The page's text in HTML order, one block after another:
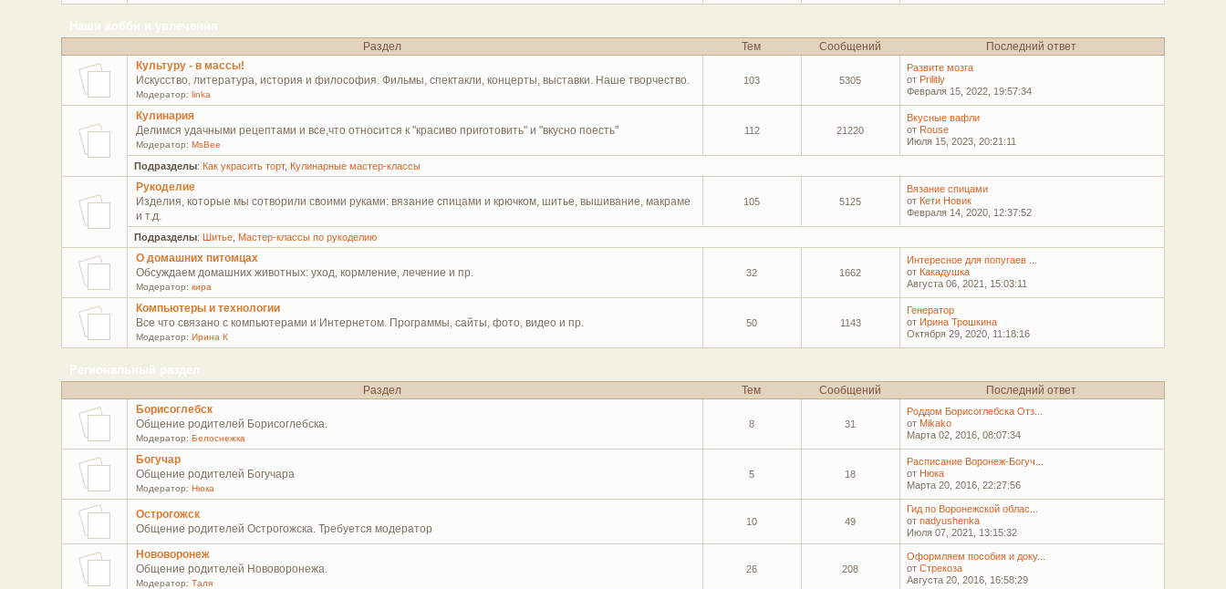
Наши хобби и увлечения
Раздел Тем Сообщений
Последний ответ
Культуру - в массы!
Искусство, литература, история и философия. Фильмы, спектакли, концерты, выставки. Наше творчество.
Модератор: linka
103 5305
Развите мозга
от Prilitly
Февраля 15, 2022, 19:57:34
Кулинария
Делимся удачными рецептами и все,что относится к "красиво приготовить" и "вкусно поесть"
Модератор: MsBee
112 21220
Вкусные вафли
от Rouse
Июля 15, 2023, 20:21:11
Подразделы: Как украсить торт, Кулинарные мастер-классы
Рукоделие
Изделия, которые мы сотворили своими руками: вязание спицами и крючком, шитье, вышивание, макраме
и т.д.
105 5125
Вязание спицами
от Кети Новик
Февраля 14, 2020, 12:37:52
Подразделы: Шитье Мастер-классы по рукоделию
О домашних питомцах
Обсуждаем домашних животных: уход, кормление, лечение и пр.
Модератор: кира
32 1662
Интересное для попугаев ...
от Какадушка
Августа 06, 2021, 15:03:11
Компьютеры и технологии
Все что связано с компьютерами и Интернетом. Программы, сайты, фото, видео и пр.
Модератор: Ирина К
50 1143
Генератор
от Ирина Трошкина
Октября 29, 2020, 11:18:16
Региональный раздел
Раздел Тем Сообщений
Последний ответ
Борисоглебск
Общение родителей Борисоглебска.
Модератор: Белоснежка
8 31
Роддом Борисоглебска Отз...
от Mikako
Марта 02, 2016, 08:07:34
Богучар
Общение родителей Богучара
Модератор: Нюка
5 18
Расписание Воронеж-Богуч...
от Нюка
Марта 20, 2016, 22:27:56
Острогожск
Общение родителей Острогожска. Требуется модератор
10 49
Гид по Воронежской облас...
отnadyushenka
Июля 07, 2021, 13:15:32
Нововоронеж
Общение родителей Нововоронежа.
Модератор: Таля
26 208
Оформляем пособия и доку...
отСтрекоза
Августа 20, 2016, 16:58:29